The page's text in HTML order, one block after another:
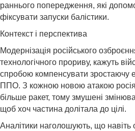
раннього попередження, які
фіксувати запуски балістики.
Контекст і перспектива
Модернізація російського
технологічного прориву, кажуть
спробою компенсувати зростаючу
ППО. З кожною новою атакою
більше ракет, тому змушені
щоб хоч частина долітала до цілі.
Аналітики наголошують, що навіть